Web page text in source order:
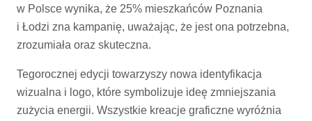
w Polsce wynika, że 25% mieszkańców Poznania
i Łodzi zna kampanię, uważając, że jest ona potrzebna,
zrozumiała oraz skuteczna.
Tegorocznej edycji towarzyszy nowa identyfikacja
wizualna i logo, które symbolizuje ideę zmniejszania
zużycia energii. Wszystkie kreacje graficzne wyróżnia